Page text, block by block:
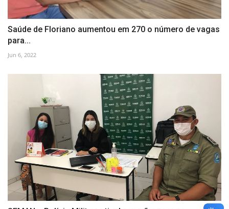
Saúde de Floriano aumentou em 270 o número de vagas
para...
Jun 6, 2022